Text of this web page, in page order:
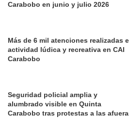
Carabobo en junio y julio 2026
Más de 6 mil atenciones realizadas
actividad lúdica y recreativa en CAI
Carabobo
Seguridad policial amplia y
alumbrado visible en Quinta
Carabobo tras protestas a las